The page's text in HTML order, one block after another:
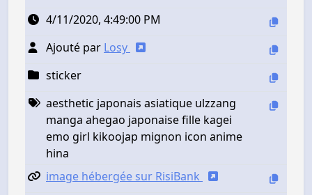
4/11/2020, 4:49:00 PM
Ajouté par Losy
sticker
aesthetic japonais asiatique ulzzang
manga ahegao japonaise fille kagei
emo girl kikoojap mignon icon anime
hina
image hébergée sur RisiBank